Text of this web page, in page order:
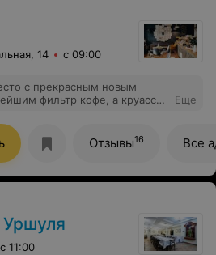
заменить. Общее
Положительные отзывы
и
14 с 09:00
с прекрасным новым
фильтр кофе, а круассан
Еще
Отзывы16 Все
с 11:00